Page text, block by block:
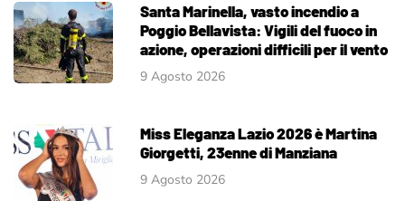
Santa Marinella, vasto incendio a
Poggio Bellavista: Vigili del fuoco in
azione, operazioni difficili per il vento
9 Agosto 2026
Miss Eleganza Lazio 2026 è Martina
Giorgetti, 23enne di Manziana
9 Agosto 2026